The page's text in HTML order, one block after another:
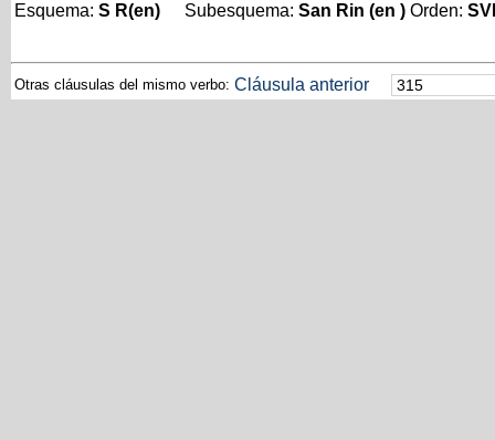
Esquema: S R(en) Subesquema: San Rin (en ) Orden:
Otras cláusulas del mismo verbo: Cláusula anterior